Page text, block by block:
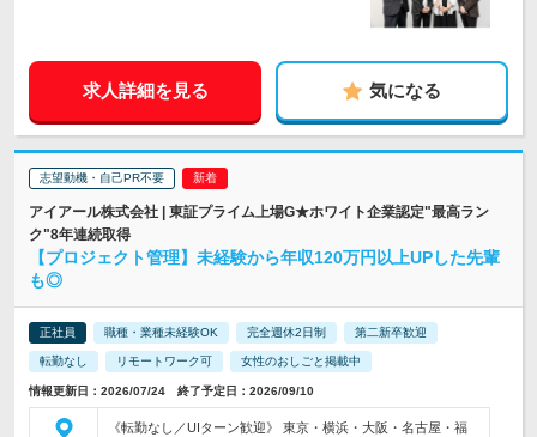
求人詳細を見る 気になる
志望動機・自己PR不要
アイアール株式会社 | 東証プライム上場G★ホワイト企業認定"最高ラン
ク"8年連続取得
【プロジェクト管理】未経験から年収120万円以上UPした先輩
も◎
正社員 職種・業種未経験OK 完全週休2日制 第二新卒歓迎
転勤なし リモートワーク可 女性のおしごと掲載中
情報更新日：2026/07/24 終了予定日：2026/09/10
《転勤なし／UIターン歓迎》 東京・横浜・大阪・名古屋・福